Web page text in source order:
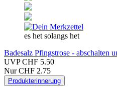
es het solangs het
Badesalz Pfingstrose - abschalten
UVP CHF 5.50
Nur CHF 2.75
Produkterinnerung